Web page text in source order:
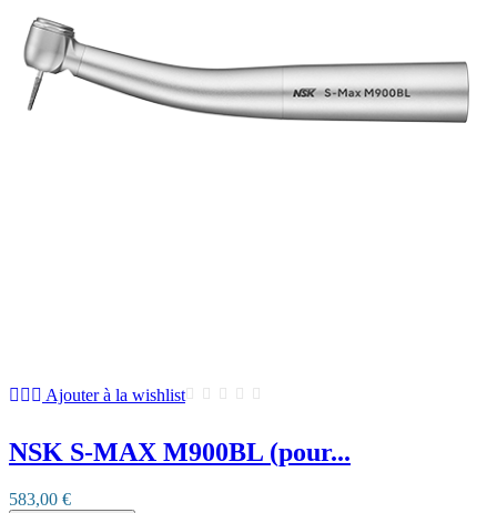
Ajouter à la wishlist
NSK S-MAX M900BL (pour...
583,00 €